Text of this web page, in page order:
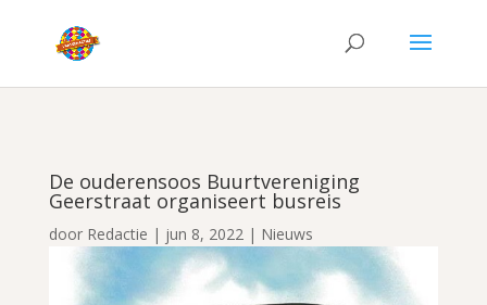
De ouderensoos Buurtvereniging
Geerstraat organiseert busreis
door Redactie | jun 8, 2022| Nieuws